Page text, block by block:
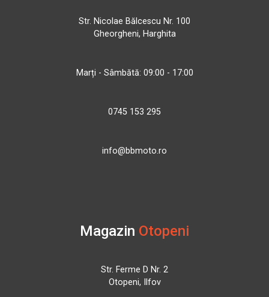
Str. Nicolae Bălcescu Nr. 100
Gheorgheni, Harghita
Marți - Sâmbătă: 09:00 - 17:00
0745 153 295
info@bbmoto.ro
Magazin Otopeni
Str. Ferme D Nr. 2
Otopeni, Ilfov